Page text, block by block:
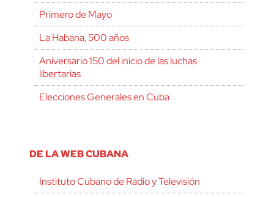
Primero de Mayo
La Habana, 500 años
Aniversario 150 del inicio de las luchas
libertarias
Elecciones Generales en Cuba
DE LA WEB CUBANA
Instituto Cubano de Radio y Televisión